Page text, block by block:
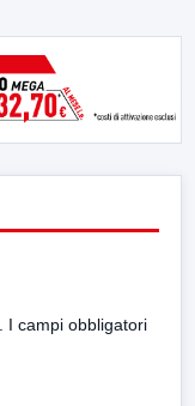
I campi obbligatori